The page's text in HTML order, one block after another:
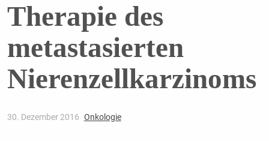
Therapie des
metastasierten
Nierenzellkarzinoms
30. Dezember 2016 Onkologie